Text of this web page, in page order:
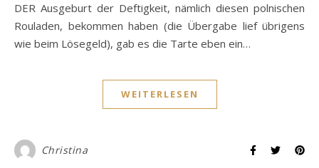
DER Ausgeburt der Deftigkeit, nämlich diesen polnischen
Rouladen, bekommen haben (die Übergabe lief übrigens
wie beim Lösegeld), gab es die Tarte eben ein…
WEITERLESEN
Christina